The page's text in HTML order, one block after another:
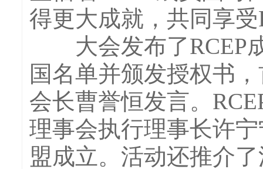
得更大成就，共同享
大会发布了RCEP成
国名单并颁发授权书
会长曹誉恒发言。
理事会执行理事长许
盟成立。活动还推介